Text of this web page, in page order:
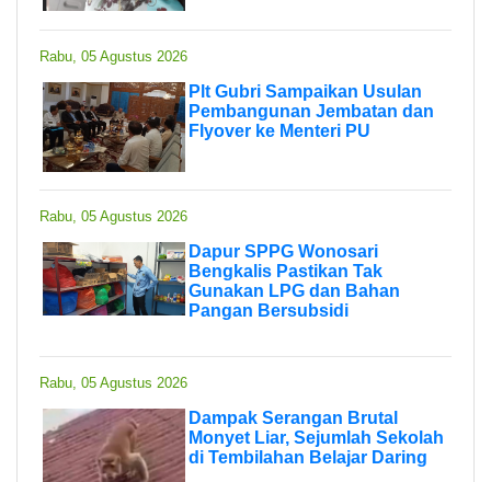
Rabu, 05 Agustus 2026
Plt Gubri Sampaikan Usulan
Pembangunan Jembatan dan
Flyover ke Menteri PU
Rabu, 05 Agustus 2026
Dapur SPPG Wonosari
Bengkalis Pastikan Tak
Gunakan LPG dan Bahan
Pangan Bersubsidi
Rabu, 05 Agustus 2026
Dampak Serangan Brutal
Monyet Liar, Sejumlah Sekolah
di Tembilahan Belajar Daring